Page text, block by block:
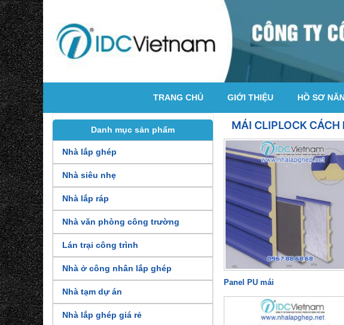
TRANG CHỦ GIỚI THIỆU HỒ SƠ
Danh mục sản phẩm
Nhà lắp ghép
Nhà siêu nhẹ
Nhà lắp ráp
Nhà văn phòng công trường
Lán trại công trình
Nhà ở công nhân lắp ghép
Nhà tạm dự án
Nhà lắp ghép giá rẻ
MÁI CLIPLOCK CÁCH
Panel PU mái